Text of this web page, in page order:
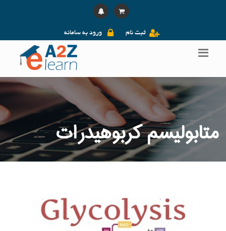
ورود به سامانه ثبت نام
متابولیسم کربوهیدرات